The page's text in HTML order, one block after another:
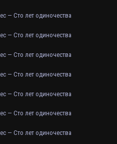
— Сто лет одиночества
— Сто лет одиночества
— Сто лет одиночества
— Сто лет одиночества
— Сто лет одиночества
— Сто лет одиночества
— Сто лет одиночества